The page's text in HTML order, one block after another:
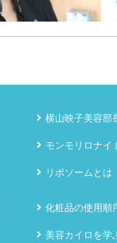
横山映子美容部
モンモリロナイ
リポソームとは
化粧品の使用順
美容カイロを学